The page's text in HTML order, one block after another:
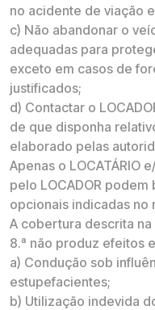
no acidente de viação
c) Não abandonar o
adequadas para
exceto em casos de
justificados;
d) Contactar o
de que disponha
elaborado pelas
Apenas o LOCATÁRIO
pelo LOCADOR
opcionais indicadas no
A cobertura descrita na
8.ª não produz efeitos
a) Condução sob
estupefacientes;
b) Utilização indevida